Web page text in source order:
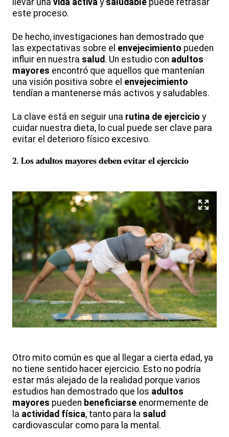
llevar una vida activa y saludable puede retrasar
este proceso.
De hecho, investigaciones han demostrado que
las expectativas sobre el envejecimiento pueden
influir en nuestra salud. Un estudio con adultos
mayores encontró que aquellos que mantenían
una visión positiva sobre el envejecimiento
tendían a mantenerse más activos y saludables.
La clave está en seguir una rutina de ejercicio y
cuidar nuestra dieta, lo cual puede ser clave para
evitar el deterioro físico excesivo.
2. Los adultos mayores deben evitar el ejercicio
Otro mito común es que al llegar a cierta edad, ya
no tiene sentido hacer ejercicio. Esto no podría
estar más alejado de la realidad porque varios
estudios han demostrado que los adultos
mayores pueden beneficiarse enormemente de
la actividad física, tanto para la salud
cardiovascular como para la mental.